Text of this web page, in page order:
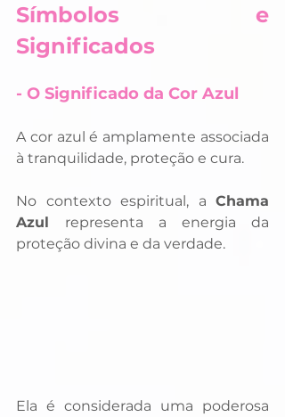
Símbolos e
Significados
- O Significado da Cor Azul
A cor azul é amplamente associada
à tranquilidade, proteção e cura.
No contexto espiritual, a Chama
Azul representa a energia da
proteção divina e da verdade.
Ela é considerada uma poderosa